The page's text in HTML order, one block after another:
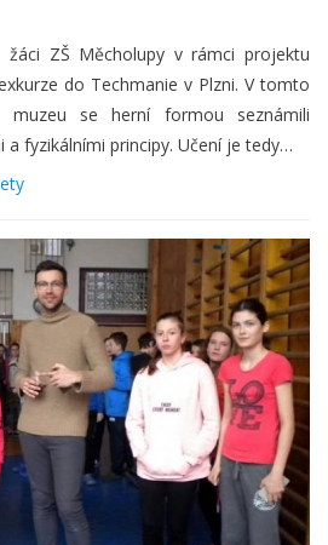
ZŠ Měcholupy v rámci projektu
do Techmanie v Plzni. V tomto
muzeu se herní formou seznámili
fyzikálními principy. Učení je tedy…